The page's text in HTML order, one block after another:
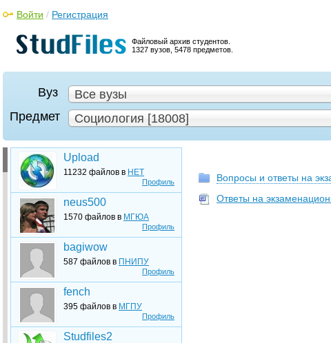
Файловый архив студентов.
1327 вузов, 5478 предметов.
Войти / Регистрация
Вуз
Все вузы
Предмет
Социология [18008]
Профиль
Upload
11232 файлов в НЕТ
Профиль
neus500
1570 файлов в МГЮА
Профиль
bagiwow
587 файлов в ПНИПУ
Профиль
fench
395 файлов в МГПУ
Studfiles2
Вопросы и ответы на
Ответы на